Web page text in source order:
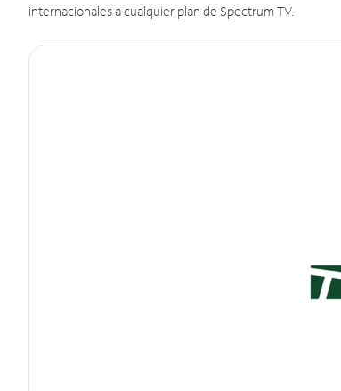
internacionales a cualquier plan de Spectrum TV.